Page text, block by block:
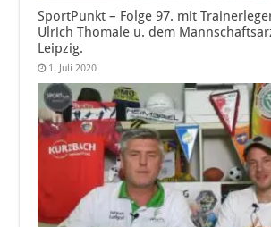
SportPunkt – Folge 97. mit
Ulrich Thomale u. dem
Leipzig.
1. Juli 2020